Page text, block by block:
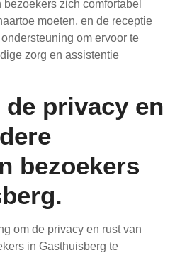
zich comfortabel
moeten, en de receptie
om ervoor te
zorg en assistentie
de privacy en
bezoekers
om de privacy en rust van
in Gasthuisberg te